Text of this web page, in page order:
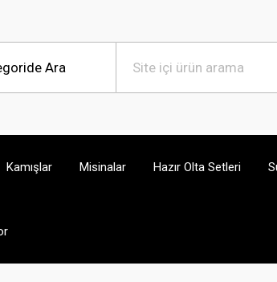
Kamışlar Misinalar Hazır Olta Setleri